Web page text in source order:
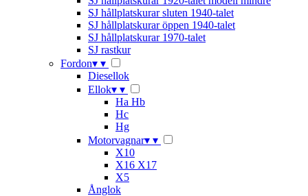
SJ hållplatskurar sluten 1940-talet
SJ hållplatskurar öppen 1940-talet
SJ hållplatskurar 1970-talet
SJ rastkur
Fordon▾ ▾
Diesellok
Ellok▾ ▾
Ha Hb
Hc
Hg
Motorvagnar▾ ▾
X10
X16 X17
X5
Ånglok